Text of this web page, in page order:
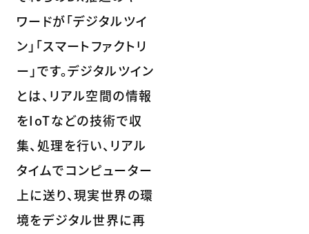
ワードが「デジタルツイ
ン」「スマートファクトリ
ー」です。デジタルツイン
とは、リアル空間の情報
をIoTなどの技術で収
集、処理を行い、リアル
タイムでコンピューター
上に送り、現実世界の環
境をデジタル世界に再